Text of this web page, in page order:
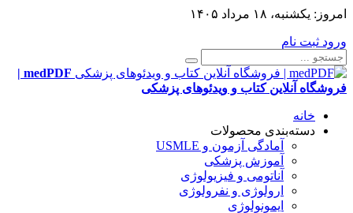
امروز: یکشنبه، ۱۸ مرداد ۱۴۰۵
ورود ثبت نام
medPDF |
فروشگاه آنلاین کتاب و ویدئوهای پزشکی
خانه
دسته‌بندی محصولات
آمادگی آزمون و USMLE
آموزش پزشکی
آناتومی و فیزیولوژی
ارولوژی و نفرولوژی
ایمونولوژی